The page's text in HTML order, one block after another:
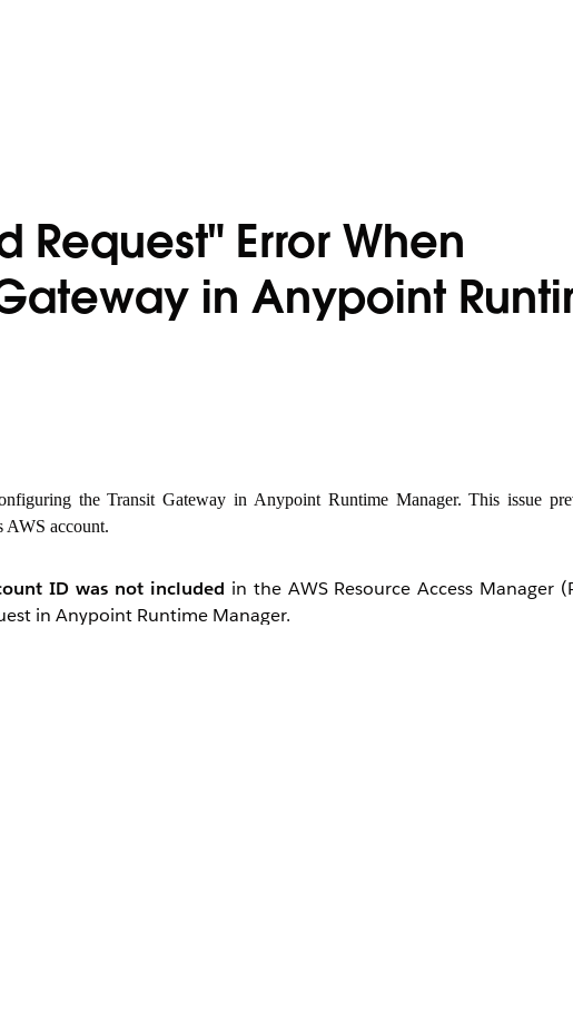
Request" Error When
in Anypoint
the Transit Gateway in Anypoint Runtime Manager. This issue
AWS account.
ID was not included in the AWS Resource Access Manager
in Anypoint Runtime Manager.
ID to be explicitly added as a
resulting in the "Invalid Request" error.